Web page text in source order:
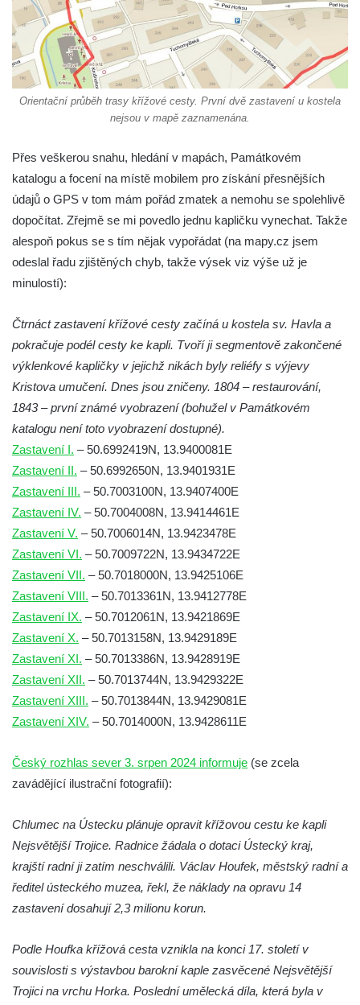
Křížová cesta Janov nad Nisou
Křížová cesta Bedřichov
Křížová cesta na Kotelském vrchu
Křížová cesta Velký Šenov
Křížová cesta Petra Urbana – Smržovka
Křížová cesta Sedmi bolestí Panny Marie v
Klášterci nad Ohří
Obraz Svaté rodiny u Olivetské kaple
Kříž u Olivetské kaple křížové cesty v
Kamenickém Šenově
Olivetská kaple u Křížové cesty v
Kamenickém Šenově
Skalní kaple Božího hrobu Křížové cesty v
Kamenickém Šenově
Křížová cesta Liběchov
Křížová cesta Sedmibolestné Panny Marie
v Jestřebí
Křížová cesta Kamenický Šenov
Bratrský oltář u České Kamenice
Poutní místo Ostré (křížová cesta)
Kaple na Křížové Hoře a křížová cesta v
Českém Krumlově
Křížová cesta ve Cvikově (Na Kalvárii)
Křížová cesta v Kadani
1825-1833
Křížová cesta Šluknov (Schluckenau),
1738-1756
Křížová cesta Krásná Lípa (Schönlinde),
1857-1859
Orientační průběh trasy křížové cesty. První dvě zastavení u kostela
nejsou v mapě zaznamenána.
Přes veškerou snahu, hledání v mapách, Památkovém
katalogu a focení na místě mobilem pro získání přesnějších
údajů o GPS v tom mám pořád zmatek a nemohu se spolehlivě
dopočítat. Zřejmě se mi povedlo jednu kapličku vynechat. Takže
alespoň pokus se s tím nějak vypořádat (na mapy.cz jsem
odeslal řadu zjištěných chyb, takže výsek viz výše už je
minulostí):
Čtrnáct zastavení křížové cesty začíná u kostela sv. Havla a
pokračuje podél cesty ke kapli. Tvoří ji segmentově zakončené
výklenkové kapličky v jejichž nikách byly reliéfy s výjevy
Kristova umučení. Dnes jsou zničeny. 1804 – restaurování,
1843 – první známé vyobrazení (bohužel v Památkovém
katalogu není toto vyobrazení dostupné).
Zastavení I. – 50.6992419N, 13.9400081E
Zastavení II. – 50.6992650N, 13.9401931E
Zastavení III. – 50.7003100N, 13.9407400E
Zastavení IV. – 50.7004008N, 13.9414461E
Zastavení V. – 50.7006014N, 13.9423478E
Zastavení VI. – 50.7009722N, 13.9434722E
Zastavení VII. – 50.7018000N, 13.9425106E
Zastavení VIII. – 50.7013361N, 13.9412778E
Zastavení IX. – 50.7012061N, 13.9421869E
Zastavení X. – 50.7013158N, 13.9429189E
Zastavení XI. – 50.7013386N, 13.9428919E
Zastavení XII. – 50.7013744N, 13.9429322E
Zastavení XIII. – 50.7013844N, 13.9429081E
Zastavení XIV. – 50.7014000N, 13.9428611E
Český rozhlas sever 3. srpen 2024 informuje (se zcela
zavádějící ilustrační fotografií):
Chlumec na Ústecku plánuje opravit křížovou cestu ke kapli
Nejsvětější Trojice. Radnice žádala o dotaci Ústecký kraj,
krajští radní ji zatím neschválili. Václav Houfek, městský radní a
ředitel ústeckého muzea, řekl, že náklady na opravu 14
zastavení dosahují 2,3 milionu korun.
Podle Houfka křížová cesta vznikla na konci 17. století v
souvislosti s výstavbou barokní kaple zasvěcené Nejsvětější
Trojici na vrchu Horka. Poslední umělecká díla, která byla v